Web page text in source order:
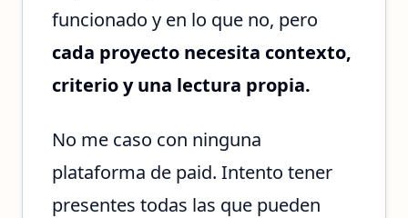
funcionado y en lo que no, pero
cada proyecto necesita contexto,
criterio y una lectura propia.
No me caso con ninguna
plataforma de paid. Intento tener
presentes todas las que pueden